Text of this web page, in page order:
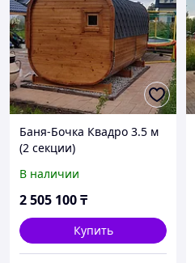
Баня-Бочка Квадро 3.5 м
(2 секции)
В наличии
2 505 100₸
Купить